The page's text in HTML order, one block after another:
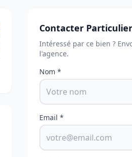
Contacter Particulier
Intéressé par ce bien ?
l'agence.
Nom *
Email *